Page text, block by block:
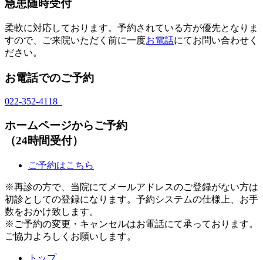
急患随時受付
柔軟に対応しております。予約されている方が優先となりま
すので、ご来院いただく前に一度お電話にてお問い合わせく
ださい。
お電話でのご予約
022-352-4118
ホームページからご予約
（24時間受付）
ご予約はこちら
※再診の方で、当院にてメールアドレスのご登録がない方は
初診としての登録になります。予約システムの仕様上、お手
数をおかけ致します。
※ご予約の変更・キャンセルはお電話にて承っております。
ご協力よろしくお願いします。
トップ